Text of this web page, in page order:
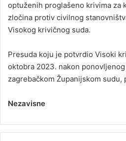
optuženih proglašeno krivima za
zločina protiv civilnog
Visokog krivičnog suda.
Presuda koju je potvrdio Visoki
oktobra 2023. nakon
zagrebačkom Županijskom sudu,
Nezavisne